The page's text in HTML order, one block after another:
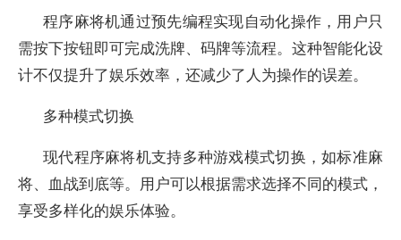
程序麻将机通过预先编程实现自动化操作，用户只
需按下按钮即可完成洗牌、码牌等流程。这种智能化设
计不仅提升了娱乐效率，还减少了人为操作的误差。
多种模式切换
现代程序麻将机支持多种游戏模式切换，如标准麻
将、血战到底等。用户可以根据需求选择不同的模式，
享受多样化的娱乐体验。